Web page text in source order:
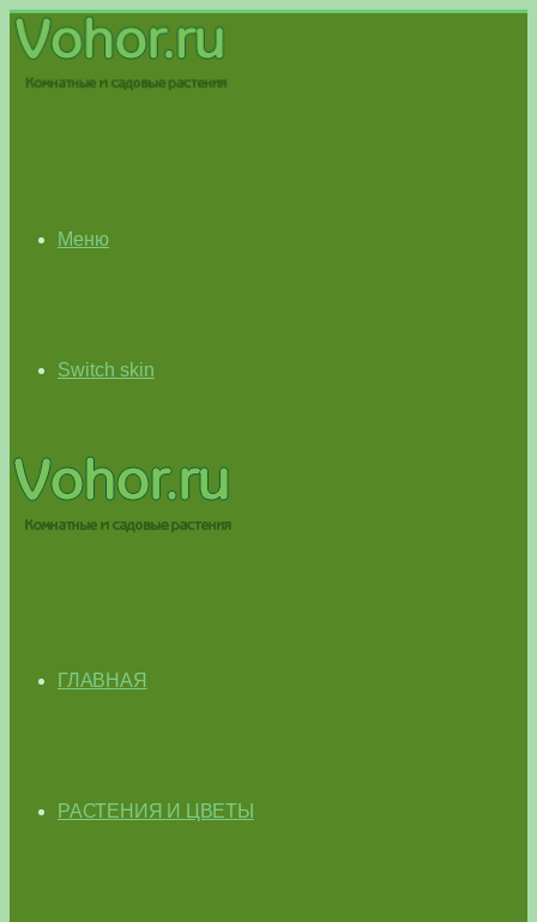
Меню
Switch skin
ГЛАВНАЯ
РАСТЕНИЯ И ЦВЕТЫ